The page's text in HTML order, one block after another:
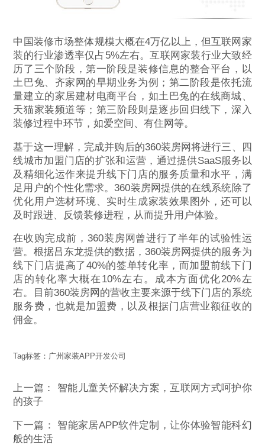
中国装修市场整体规模大概在4万亿以上，但互联网家
装的行业渗透率仅占5%左右。互联网家装行业大致经
历了三个阶段，第一阶段是装修信息的整合平台，以
土巴兔、齐家网的早期业务为例；第二阶段是依托流
量建立的家居建材电商平台，如土巴兔的在线商城、
天猫家装频道等；第三阶段则是逐步回归线下，深入
装修过程中环节，如爱空间、有住网等。
基于这一理解，完成并购后的360装房网将进行三、四
线城市加盟门店的扩张和运营，通过提供SaaS服务以
及精细化运作来提升线下门店的服务质量和水平，满
足用户的个性化需求。360装房网提供的在线系统除了
优化用户选材环境、实时生成家装效果图外，还可以
及时跟进、反馈装修进程，从而提升用户体验。
在收购完成前，360装房网曾进行了半年的试验性运
营。根据吕东龙提供的数据，360装房网提供的服务为
线下门店提高了40%的签单转化率，而加盟前线下门
店的转化率大概在10%左右。成本方面优化20%左
右。目前360装房网的营收主要来源于线下门店的系统
服务费，也就是加盟费，以及根据门店营业额征收的
佣金。
Tag标签： 广州家装APP开发公司
上一篇： 智能儿童关怀解决方案，互联网方式呵护你
的孩子
下一篇： 智能家居APP软件定制，让你体验智能科幻
般的生活